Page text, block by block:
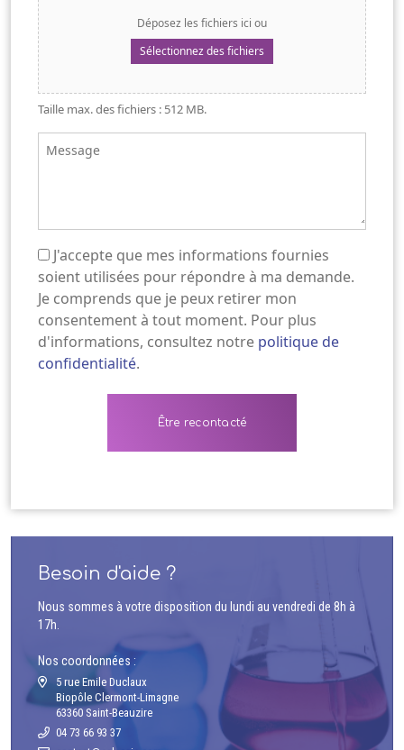
Déposez les fichiers ici ou
Sélectionnez des fichiers
Taille max. des fichiers : 512 MB.
Message
(Nécessaire)
J'accepte que mes informations fournies
soient utilisées pour répondre à ma demande.
Je comprends que je peux retirer mon
consentement à tout moment. Pour plus
d'informations, consultez notre politique de
confidentialité.
Besoin d'aide ?
Nous sommes à votre disposition du lundi au vendredi de 8h à
17h.
Nos coordonnées :
5 rue Emile Duclaux
Biopôle Clermont-Limagne
63360 Saint-Beauzire
04 73 66 93 37